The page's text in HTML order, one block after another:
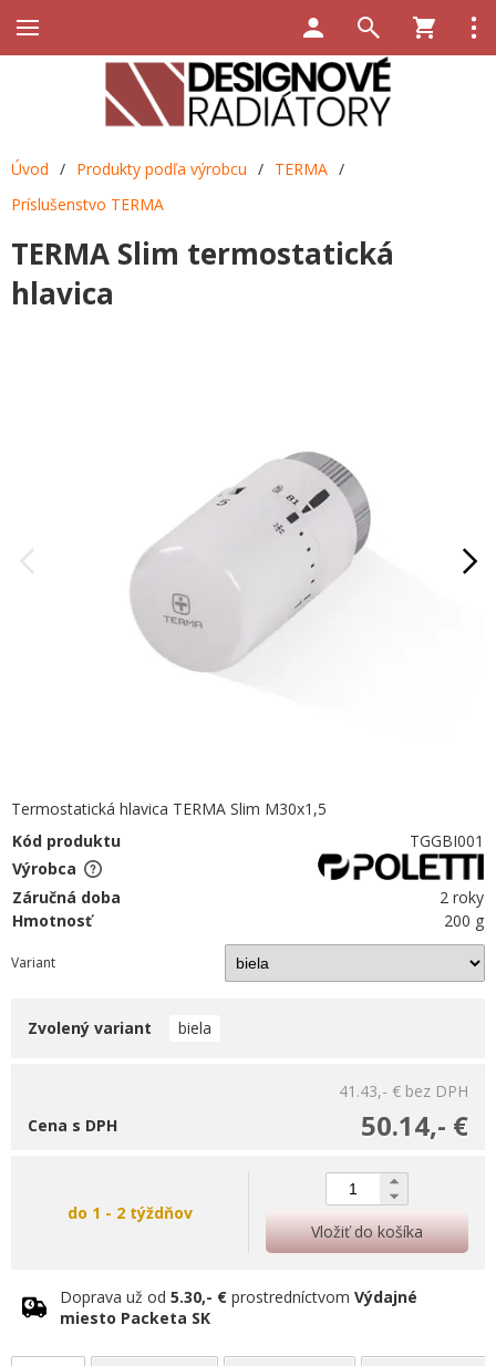
Úvod / Produkty podľa výrobcu / TERMA /
Príslušenstvo TERMA
TERMA Slim termostatická
hlavica
Termostatická hlavica TERMA Slim M30x1,5
Kód produktu
TGGBI001
Výrobca
Záručná doba
2 roky
Hmotnosť
200 g
Variant
Zvolený variant biela
41.43,- € bez DPH
50.14,- €
Cena s DPH
do 1 - 2 týždňov
Vložiť do košíka
Doprava už od 5.30,- € prostredníctvom Výdajné
miesto Packeta SK